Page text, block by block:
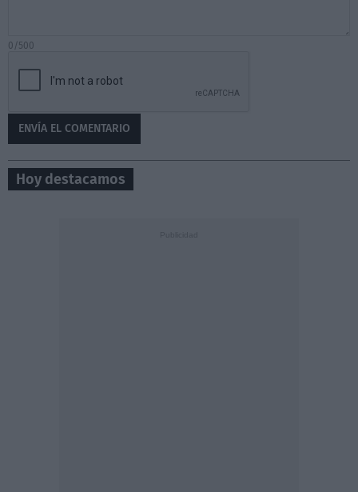
0/500
Hoy destacamos